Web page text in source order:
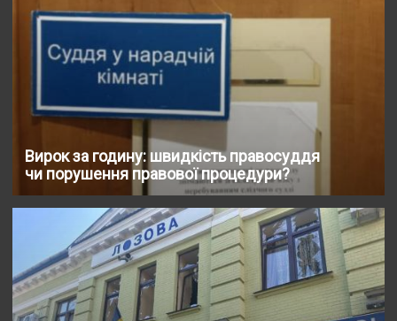
Вирок за годину: швидкість правосуддя
чи порушення правової процедури?